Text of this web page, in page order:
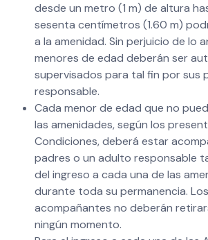
desde un metro (1 m) de altura
sesenta centímetros (1.60 m)
a la amenidad. Sin perjuicio de lo
menores de edad deberán ser
supervisados para tal fin por sus
responsable.
Cada menor de edad que no
las amenidades, según los
Condiciones, deberá estar
padres o un adulto responsable
del ingreso a cada una de las
durante toda su permanencia.
acompañantes no deberán
ningún momento.